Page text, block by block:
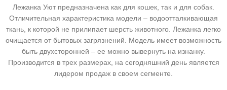
Лежанка Уют предназначена как для кошек, так и для собак.
Отличительная характеристика модели – водоотталкивающая
ткань, к которой не прилипает шерсть животного. Лежанка легко
очищается от бытовых загрязнений. Модель имеет возможность
быть двухсторонней – ее можно вывернуть на изнанку.
Производится в трех размерах, на сегодняшний день является
лидером продаж в своем сегменте.